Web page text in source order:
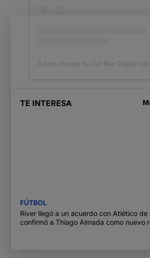
TE INTERESA
FÚTBOL
River llegó a un acuerdo con Atlético
confirmó a Thiago Almada como nuevo